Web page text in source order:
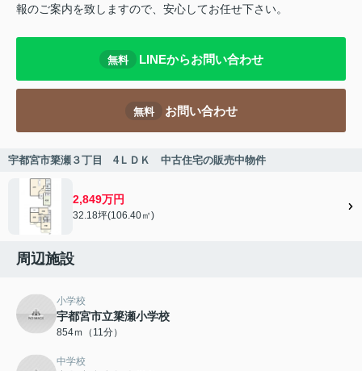
報のご案内を致しますので、安心してお任せ下さい。
無料 LINEからお問い合わせ
無料 お問い合わせ
宇都宮市簗瀬３丁目 4ＬＤＫ 中古住宅の販売中物件
2,849万円
32.18坪(106.40㎡)
周辺施設
小学校
宇都宮市立簗瀬小学校
854ｍ（11分）
中学校